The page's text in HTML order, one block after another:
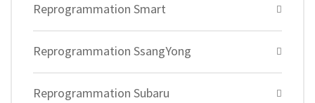
Reprogrammation Smart
Reprogrammation SsangYong
Reprogrammation Subaru